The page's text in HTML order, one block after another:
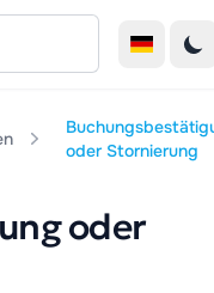
oder Stornierung
oder